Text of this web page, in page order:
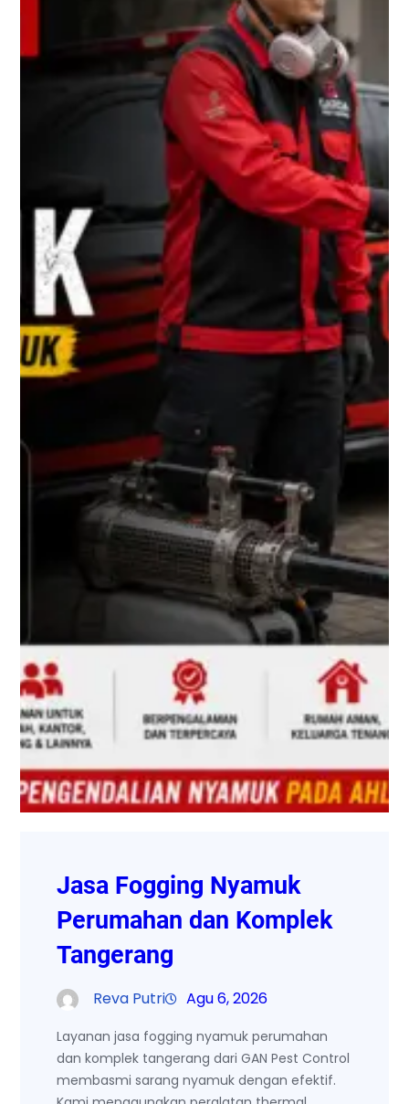
Jasa Fogging Nyamuk
Perumahan dan Komplek
Tangerang
Reva Putri Agu 6, 2026
Layanan jasa fogging nyamuk perumahan
dan komplek tangerang dari GAN Pest Control
membasmi sarang nyamuk dengan efektif.